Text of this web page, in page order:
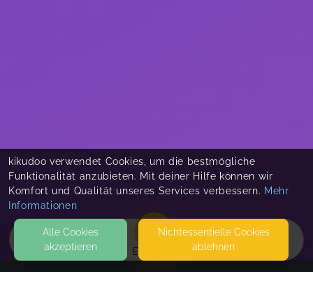
EVENTS
kikudoo verwendet Cookies, um die bestmögliche
Funktionalität anzubieten. Mit deiner Hilfe können wir
Komfort und Qualität unseres Services verbessern. Mehr
Informationen
Alle Cookies
akzeptieren
Nicht­essentielle Cookies
ablehnen